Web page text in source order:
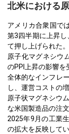
北米における
アメリカ合衆国で
第3四半期に上昇
て押し上げられた。
原子化マグネシウ
のPPI上昇の影響を
全体的なインフレ
し、運営コストの
原子状マグネシウ
な米国製造品の注
2025年9月の工業
の拡大を反映してい